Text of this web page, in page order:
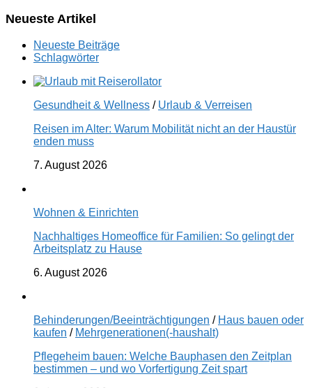
Neueste Artikel
Neueste Beiträge
Schlagwörter
Gesundheit & Wellness / Urlaub & Verreisen
Reisen im Alter: Warum Mobilität nicht an der Haustür
enden muss
7. August 2026
Wohnen & Einrichten
Nachhaltiges Homeoffice für Familien: So gelingt der
Arbeitsplatz zu Hause
6. August 2026
Behinderungen/Beeinträchtigungen / Haus bauen oder
kaufen / Mehrgenerationen(-haushalt)
Pflegeheim bauen: Welche Bauphasen den Zeitplan
bestimmen – und wo Vorfertigung Zeit spart